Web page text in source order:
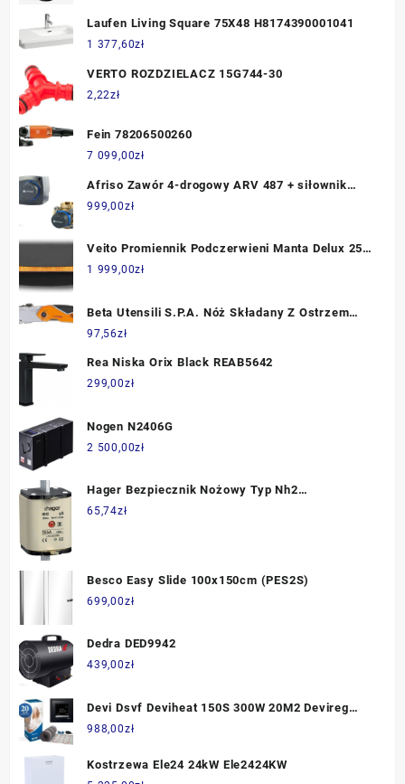
Laufen Living Square 75X48 H8174390001041
1 377,60zł
VERTO ROZDZIELACZ 15G744-30
2,22zł
Fein 78206500260
7 099,00zł
Afriso Zawór 4-drogowy ARV 487 + siłownik
ARM 343 1348734
999,00zł
Veito Promiennik Podczerwieni Manta Delux 2500
Ip55 (VE2018208)
1 999,00zł
Beta Utensili S.P.A. Nóż Składany Z Ostrzem
Trapezowym 17770050
97,56zł
Rea Niska Orix Black REAB5642
299,00zł
Nogen N2406G
2 500,00zł
Hager Bezpiecznik Nożowy Typ Nh2
Wsk.Podwójny Uchwyt Izol. Gg 355 A 500 V A.C.
65,74zł
Besco Easy Slide 100x150cm (PES2S)
699,00zł
Dedra DED9942
439,00zł
Devi Dsvf Deviheat 150S 300W 20M2 Devireg
Touch Czarny 140F0331+140F1069
988,00zł
Kostrzewa Ele24 24kW Ele2424KW